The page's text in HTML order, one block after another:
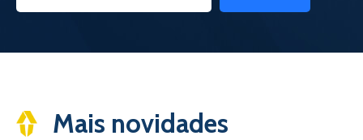
Mais novidades